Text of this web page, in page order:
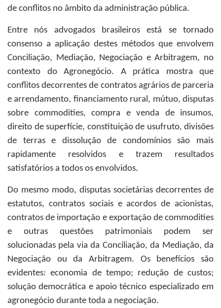
de conflitos no âmbito da administração pública.
Entre nós advogados brasileiros está se tornado
consenso a aplicação destes métodos que envolvem
Conciliação, Mediação, Negociação e Arbitragem, no
contexto do Agronegócio. A prática mostra que
conflitos decorrentes de contratos agrários de parceria
e arrendamento, financiamento rural, mútuo, disputas
sobre commodities, compra e venda de insumos,
direito de superfície, constituição de usufruto, divisões
de terras e dissolução de condomínios são mais
rapidamente resolvidos e trazem resultados
satisfatórios a todos os envolvidos.
Do mesmo modo, disputas societárias decorrentes de
estatutos, contratos sociais e acordos de acionistas,
contratos de importação e exportação de commodities
e outras questões patrimoniais podem ser
solucionadas pela via da Conciliação, da Mediação, da
Negociação ou da Arbitragem. Os benefícios são
evidentes: economia de tempo; redução de custos;
solução democrática e apoio técnico especializado em
agronegócio durante toda a negociação.